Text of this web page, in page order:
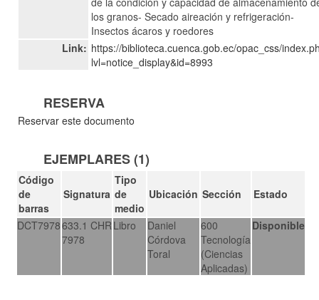
los granos- Secado aireación y refrigeración-
Insectos ácaros y roedores
Link: https://biblioteca.cuenca.gob.ec/opac_css/
lvl=notice_display&id=8993
RESERVA
Reservar este documento
EJEMPLARES (1)
Código
de
barras
Signatura
Tipo
de
medio
Ubicación Sección Estado
DCT7978633.1 CHR
7978
Libro
Daniel
Córdova
Toral
600
Tecnología
(Ciencias
Aplicadas)
Disponible